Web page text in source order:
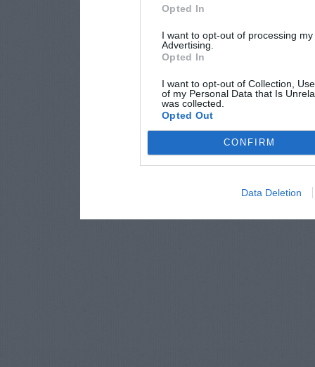
Opted In
I want to opt-out of processing
Advertising.
Opted In
I want to opt-out of Collection,
of my Personal Data that Is
was collected.
Opted Out
CONFIRM
Data Deletion